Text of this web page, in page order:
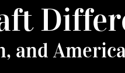
and